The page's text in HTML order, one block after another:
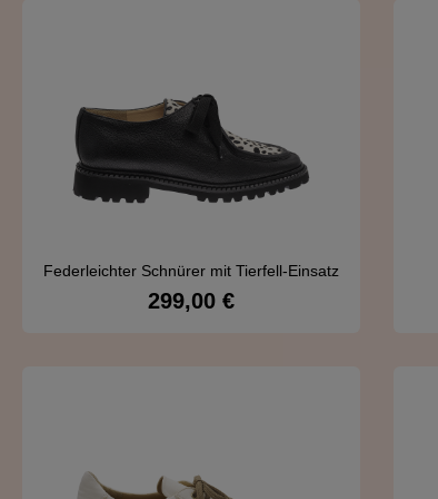
Federleichter Schnürer mit Tierfell-Einsatz
Regulärer Preis:
299,00 €